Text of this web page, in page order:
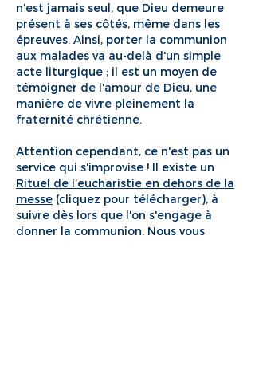
n'est jamais seul, que Dieu demeure
présent à ses côtés, même dans les
épreuves. Ainsi, porter la communion
aux malades va au-delà d'un simple
acte liturgique ; il est un moyen de
témoigner de l'amour de Dieu, une
manière de vivre pleinement la
fraternité chrétienne.
Attention cependant, ce n'est pas un
service qui s'improvise ! Il existe un
Rituel de l’eucharistie en dehors de la
messe (cliquez pour télécharger), à
suivre dès lors que l'on s'engage à
donner la communion. Nous vous